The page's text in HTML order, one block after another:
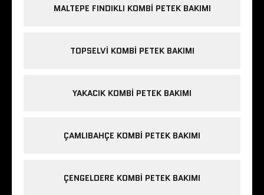
MALTEPE FINDIKLI KOMBI PETEK BAKIMI
TOPSELVI KOMBI PETEK BAKIMI
YAKACIK KOMBI PETEK BAKIMI
ÇAMLIBAHÇE KOMBI PETEK BAKIMI
ÇENGELDERE KOMBI PETEK BAKIMI